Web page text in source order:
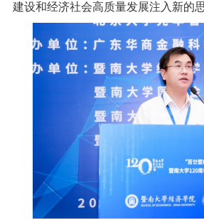
建设和经济社会高质量发展注入新的